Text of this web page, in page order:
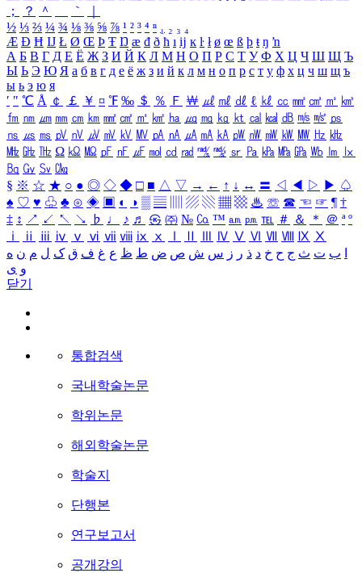
；
？ ＾ ｀
½ ⅓ ⅔ ¼ ¾ ⅛ ⅜ ⅝ ⅞ ¹ ² ³ ⁴ ⁿ ₁ ₂ ₃ ₄
Æ Ð Ħ Ĳ Ł Ø Œ Þ Ŧ Ŋ æ đ ð ħ ı ĳ ĸ ŀ ł ø œ ß þ ŧ ŋ ŉ
А Б В Г Д Е Ё Ж З И Й К Л М Н О П Р С Т У Ф Х Ц Ч Ш Щ Ъ
Ы Ь Э Ю Я а б в г д е ё ж з и й к л м н о п р с т у ф х ц ч ш щ ъ
ы ь э ю я
′ ″ ℃ Å ￠ ￡ ￥ ¤ ℉ ‰ ＄ ％ Ｆ ￦ ㎕ ㎖ ㎗ ℓ ㎘ ㏄ ㎣ ㎤ ㎥ ㎦
㎙ ㎚ ㎛ ㎜ ㎝ ㎞ ㎟ ㎠ ㎡ ㎢ ㏊ ㎍ ㎎ ㎏ ㏏ ㎈ ㎉ ㏈ ㎧ ㎨ ㎰
㎱ ㎲ ㎳ ㎴ ㎵ ㎶ ㎷ ㎸ ㎹ ㎀ ㎁ ㎂ ㎃ ㎄ ㎺ ㎻ ㎽ ㎾ ㎿ ㎐ ㎑
㎒ ㎓ ㎔ Ω ㏀ ㏁ ㎊ ㎋ ㎌ ㏖ ㏅ ㎭ ㎮ ㎯ ㏛ ㎩ ㎪ ㎫ ㎬ ㏝ ㏐
㏓
㏃ ㏉ ㏜ ㏆
§ ※ ☆ ★ ○ ● ◎ ◇ ◆ □ ■ △ ▽ → ← ↑ ↓ ↔ 〓 ◁ ◀ ▷ ▶ ♤
♠ ♡ ♥ ♧ ♣ ⊙ ◈ ▣ ◐ ◑ ▒ ▤ ▨ ▧ ▦ ▩ ♨ ☏ ☎ ☜ ☞ ¶ †
‡ ↕ ↗ ↙ ↖ ↘ ♭ ♩ ♪ ♬ ㉿ ㈜ № ㏇ ™ ㏂ ㏘ ℡ ＃ ＆ ＊ ＠ ª º
ⅰ
ⅱ ⅲ ⅳ ⅴ ⅵ ⅶ ⅷ ⅸ ⅹ Ⅳ Ⅴ Ⅵ Ⅶ Ⅷ Ⅸ Ⅹ
ب ت ث ج ح خ د ذ ر ز س ش ص ض ط ظ ع غ ف ق ک ل م ن ه
و ی
닫기
통합검색
국내학술논문
학위논문
해외학술논문
학술지
단행본
연구보고서
공개강의